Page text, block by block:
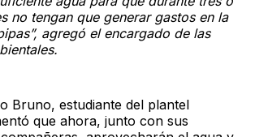
no tengan que generar gastos en la
agregó el encargado de las
Bruno, estudiante del plantel
que ahora, junto con sus